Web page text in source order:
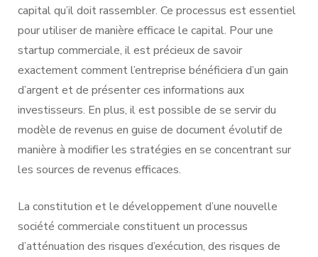
capital qu’il doit rassembler. Ce processus est essentiel
pour utiliser de manière efficace le capital. Pour une
startup commerciale, il est précieux de savoir
exactement comment l’entreprise bénéficiera d’un gain
d’argent et de présenter ces informations aux
investisseurs. En plus, il est possible de se servir du
modèle de revenus en guise de document évolutif de
manière à modifier les stratégies en se concentrant sur
les sources de revenus efficaces.
La constitution et le développement d’une nouvelle
société commerciale constituent un processus
d’atténuation des risques d’exécution, des risques de